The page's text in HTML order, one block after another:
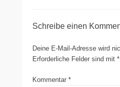
Schreibe einen
Deine E-Mail-Adresse wird
Erforderliche Felder sind mit *
Kommentar *